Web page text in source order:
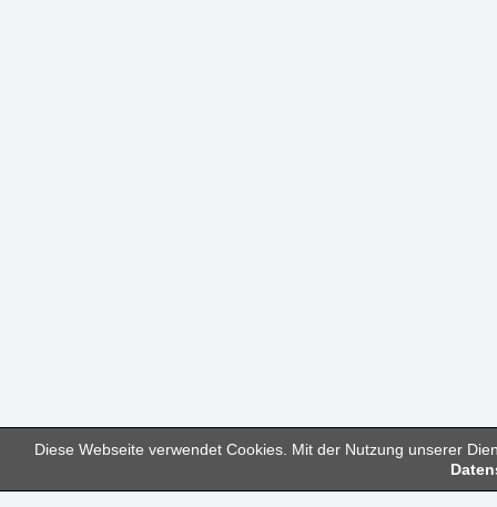
Diese Webseite verwendet Cookies. Mit der Nutzung unserer